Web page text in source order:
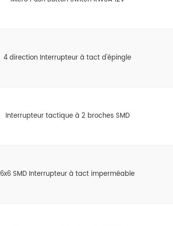
4 direction Interrupteur à tact d'épingle
Interrupteur tactique à 2 broches SMD
6x6 SMD Interrupteur à tact imperméable